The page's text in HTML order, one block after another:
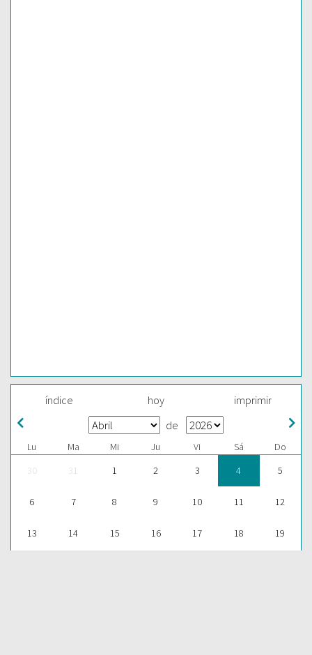
índice hoy imprimir
de
Lu Ma Mi Ju Vi Sá
Do
30
31 1 2 3 4 5
6 7 8 9 10 11 12
13 14 15 16 17 18 19